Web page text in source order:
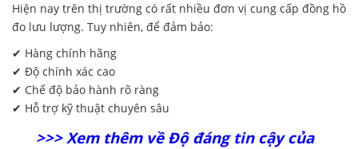
Hiện nay trên thị trường có rất nhiều đơn vị cung cấp đồng hồ
đo lưu lượng. Tuy nhiên, để đảm bảo:
✔ Hàng chính hãng
✔ Độ chính xác cao
✔ Chế độ bảo hành rõ ràng
✔ Hỗ trợ kỹ thuật chuyên sâu
>>> Xem thêm về Độ đáng tin cậy của